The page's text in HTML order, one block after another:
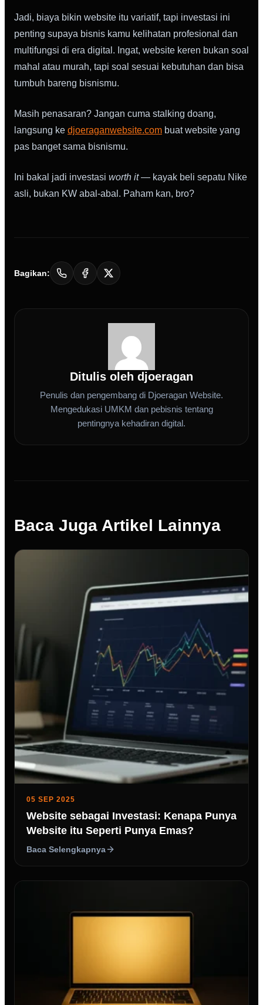
Jadi, biaya bikin website itu variatif, tapi investasi ini
penting supaya bisnis kamu kelihatan profesional dan
multifungsi di era digital. Ingat, website keren bukan soal
mahal atau murah, tapi soal sesuai kebutuhan dan bisa
tumbuh bareng bisnismu.
Masih penasaran? Jangan cuma stalking doang,
langsung ke djoeraganwebsite.com buat website yang
pas banget sama bisnismu.
Ini bakal jadi investasi worth it— kayak beli sepatu Nike
asli, bukan KW abal-abal. Paham kan, bro?
Bagikan:
Ditulis oleh djoeragan
Penulis dan pengembang di Djoeragan Website.
Mengedukasi UMKM dan pebisnis tentang
pentingnya kehadiran digital.
Baca Juga Artikel Lainnya
05 SEP 2025
Website sebagai Investasi: Kenapa Punya
Website itu Seperti Punya Emas?
Baca Selengkapnya